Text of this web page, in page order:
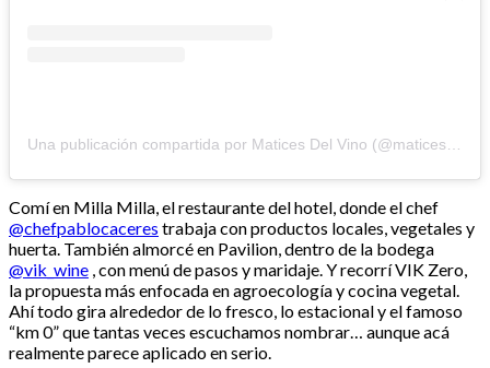
Una publicación compartida por Matices Del Vino (@maticesdelvino)
Comí en Milla Milla, el restaurante del hotel, donde el chef
@chefpablocaceres trabaja con productos locales, vegetales y
huerta. También almorcé en Pavilion, dentro de la bodega
@vik_wine , con menú de pasos y maridaje. Y recorrí VIK Zero,
la propuesta más enfocada en agroecología y cocina vegetal.
Ahí todo gira alrededor de lo fresco, lo estacional y el famoso
“km 0” que tantas veces escuchamos nombrar… aunque acá
realmente parece aplicado en serio.